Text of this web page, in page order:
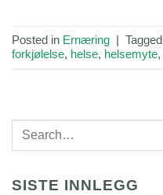
Posted in Ernæring | Tagged
forkjølelse, helse, helsemyte,
SISTE INNLEGG